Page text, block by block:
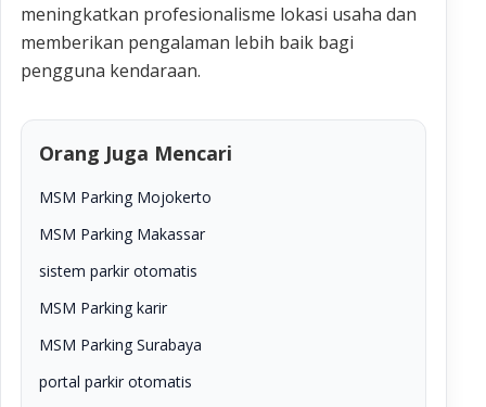
meningkatkan profesionalisme lokasi usaha dan
memberikan pengalaman lebih baik bagi
pengguna kendaraan.
Orang Juga Mencari
MSM Parking Mojokerto
MSM Parking Makassar
sistem parkir otomatis
MSM Parking karir
MSM Parking Surabaya
portal parkir otomatis